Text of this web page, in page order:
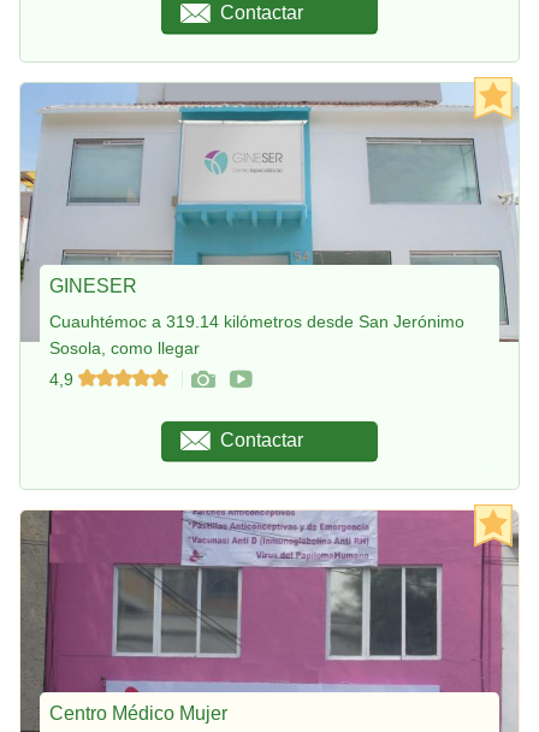
Contactar
GINESER
Cuauhtémoc a 319.14 kilómetros desde San Jerónimo
Sosola, como llegar
4,9
Contactar
Centro Médico Mujer